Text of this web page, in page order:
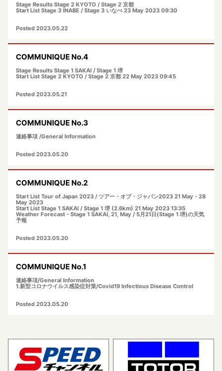
Stage Results Stage 2 KYOTO / Stage 2 京都
Start List Stage 3 INABE / Stage 3 いなべ 23 May 2023 09:30
Posted 2023.05.22
COMMUNIQUE No.4
Stage Results Stage 1 SAKAI / Stage 1 堺
Start List Stage 2 KYOTO / Stage 2 京都 22 May 2023 09:45
Posted 2023.05.21
COMMUNIQUE No.3
連絡事項 /General Information
Posted 2023.05.20
COMMUNIQUE No.2
Start List Tour of Japan 2023 / ツアー・オブ・ジャパン2023 21 May - 28
May 2023
Start List Stage 1 SAKAI / Stage 1 堺 (2.6km) 21 May 2023 13:35
Weather Forecast - Stage 1 SAKAI, 21, May / 5月21日(Stage 1 堺)の天気
予報
Posted 2023.05.20
COMMUNIQUE No.1
連絡事項/General Information
1.新型コロナウイルス感染症対策/Covid19 Infectious Disease Control
Posted 2023.05.20